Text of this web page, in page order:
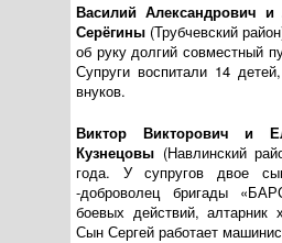
Василий Александрович
Серёгины (Трубчевский
об руку долгий совместный
Супруги воспитали 14
внуков.
Виктор Викторович и
Кузнецовы (Навлинский
года. У супругов двое
-доброволец бригады
боевых действий,
Сын Сергей работает